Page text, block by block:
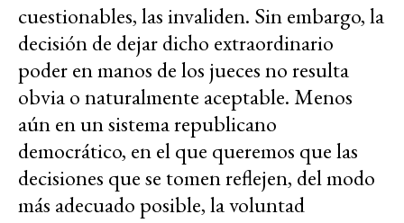
cuestionables, las invaliden. Sin embargo, la
decisión de dejar dicho extraordinario
poder en manos de los jueces no resulta
obvia o naturalmente aceptable. Menos
aún en un sistema republicano
democrático, en el que queremos que las
decisiones que se tomen reflejen, del modo
más adecuado posible, la voluntad